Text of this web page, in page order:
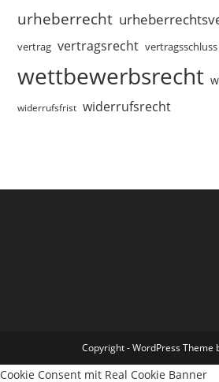
urheberrecht
vertrag vertragsrecht vertragsschluss
wettbewerbsrecht
widerrufsfrist widerrufsrecht
Copyright - WordPress Theme
Cookie Consent mit Real Cookie Banner